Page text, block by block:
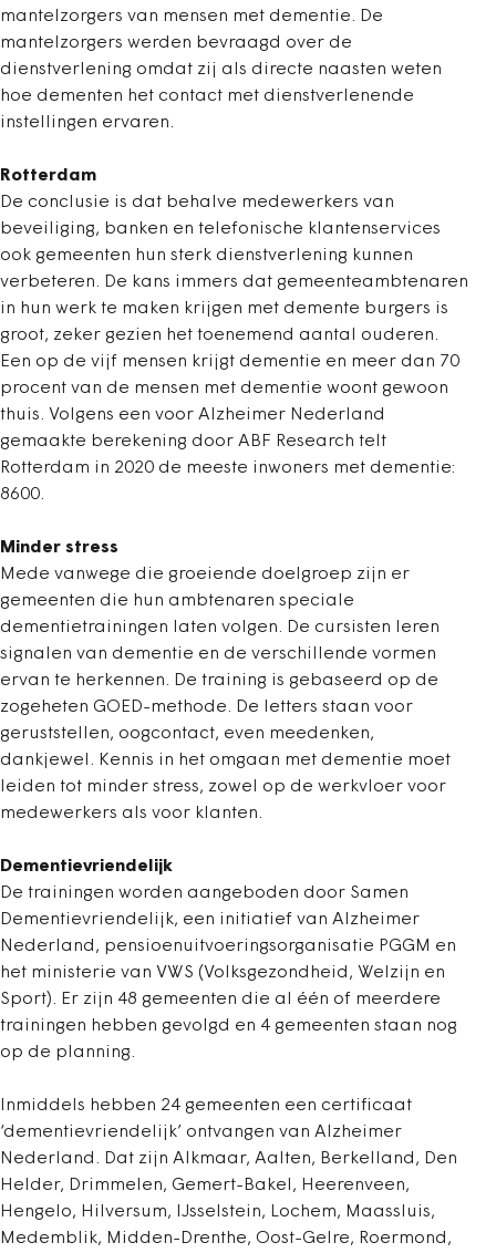
mantelzorgers van mensen met dementie. De
mantelzorgers werden bevraagd over de
dienstverlening omdat zij als directe naasten weten
hoe dementen het contact met dienstverlenende
instellingen ervaren.
Rotterdam
De conclusie is dat behalve medewerkers van
beveiliging, banken en telefonische klantenservices
ook gemeenten hun sterk dienstverlening kunnen
verbeteren. De kans immers dat gemeenteambtenaren
in hun werk te maken krijgen met demente burgers is
groot, zeker gezien het toenemend aantal ouderen.
Een op de vijf mensen krijgt dementie en meer dan 70
procent van de mensen met dementie woont gewoon
thuis. Volgens een voor Alzheimer Nederland
gemaakte berekening door ABF Research telt
Rotterdam in 2020 de meeste inwoners met dementie:
8600.
Minder stress
Mede vanwege die groeiende doelgroep zijn er
gemeenten die hun ambtenaren speciale
dementietrainingen laten volgen. De cursisten leren
signalen van dementie en de verschillende vormen
ervan te herkennen. De training is gebaseerd op de
zogeheten GOED-methode. De letters staan voor
geruststellen, oogcontact, even meedenken,
dankjewel. Kennis in het omgaan met dementie moet
leiden tot minder stress, zowel op de werkvloer voor
medewerkers als voor klanten.
Dementievriendelijk
De trainingen worden aangeboden door Samen
Dementievriendelijk, een initiatief van Alzheimer
Nederland, pensioenuitvoeringsorganisatie PGGM en
het ministerie van VWS (Volksgezondheid, Welzijn en
Sport). Er zijn 48 gemeenten die al één of meerdere
trainingen hebben gevolgd en 4 gemeenten staan nog
op de planning.
Inmiddels hebben 24 gemeenten een certificaat
‘dementievriendelijk’ ontvangen van Alzheimer
Nederland. Dat zijn Alkmaar, Aalten, Berkelland, Den
Helder, Drimmelen, Gemert-Bakel, Heerenveen,
Hengelo, Hilversum, IJsselstein, Lochem, Maassluis,
Medemblik, Midden-Drenthe, Oost-Gelre, Roermond,